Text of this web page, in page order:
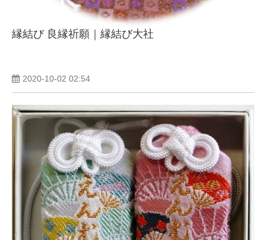
縁結び 良縁祈願｜縁結び大社
2020-10-02 02:54